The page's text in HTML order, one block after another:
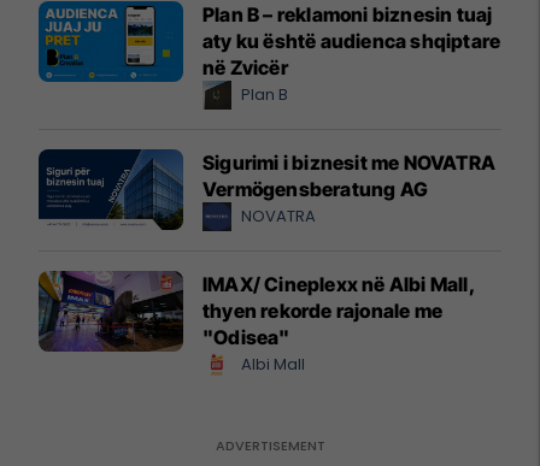
Plan B – reklamoni biznesin tuaj
aty ku është audienca shqiptare
në Zvicër
Plan B
Sigurimi i biznesit me NOVATRA
Vermögensberatung AG
NOVATRA
IMAX/ Cineplexx në Albi Mall,
thyen rekorde rajonale me
"Odisea"
Albi Mall